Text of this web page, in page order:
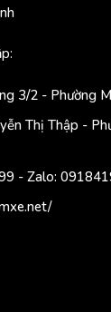
3/2 - Phường
Thị Thập -
- Zalo: